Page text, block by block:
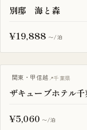
別邸 海と森
¥19,888 〜/泊
露天風呂付き客室
関東・甲信越 千葉県
ザキューブホテル千
¥5,060 〜/泊